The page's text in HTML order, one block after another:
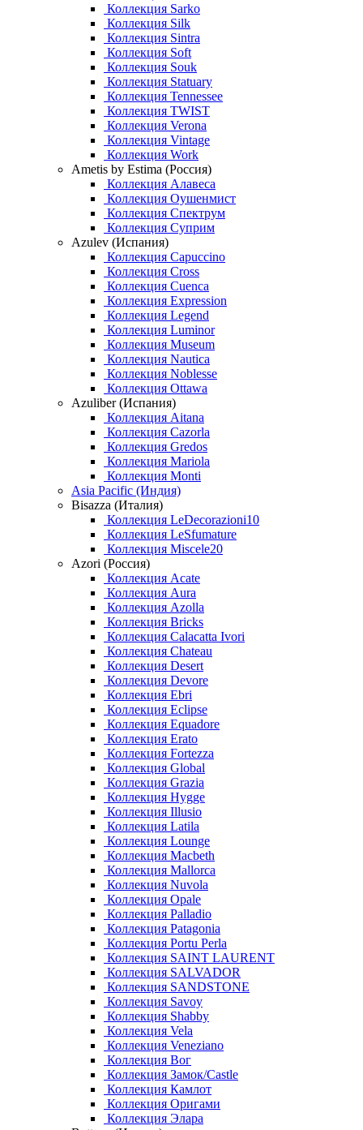
Коллекция Sarko
Коллекция Silk
Коллекция Sintra
Коллекция Soft
Коллекция Souk
Коллекция Statuary
Коллекция Tennessee
Коллекция TWIST
Коллекция Verona
Коллекция Vintage
Коллекция Work
Ametis by Estima (Россия)
Коллекция Алавеса
Коллекция Оушенмист
Коллекция Спектрум
Коллекция Суприм
Azulev (Испания)
Коллекция Capuccino
Коллекция Cross
Коллекция Cuenca
Коллекция Expression
Коллекция Legend
Коллекция Luminor
Коллекция Museum
Коллекция Nautica
Коллекция Noblesse
Коллекция Ottawa
Azuliber (Испания)
Коллекция Aitana
Коллекция Cazorla
Коллекция Gredos
Коллекция Mariola
Коллекция Monti
Asia Pacific (Индия)
Bisazza (Италия)
Коллекция LeDecorazioni10
Коллекция LeSfumature
Коллекция Miscele20
Azori (Россия)
Коллекция Acate
Коллекция Aura
Коллекция Azolla
Коллекция Bricks
Коллекция Calacatta Ivori
Коллекция Chateau
Коллекция Desert
Коллекция Devore
Коллекция Ebri
Коллекция Eclipse
Коллекция Equadore
Коллекция Erato
Коллекция Fortezza
Коллекция Global
Коллекция Grazia
Коллекция Hygge
Коллекция Illusio
Коллекция Latila
Коллекция Lounge
Коллекция Macbeth
Коллекция Mallorca
Коллекция Nuvola
Коллекция Opale
Коллекция Palladio
Коллекция Patagonia
Коллекция Portu Perla
Коллекция SAINT LAURENT
Коллекция SALVADOR
Коллекция SANDSTONE
Коллекция Savoy
Коллекция Shabby
Коллекция Vela
Коллекция Veneziano
Коллекция Вог
Коллекция Замок/Castle
Коллекция Камлот
Коллекция Оригами
Коллекция Элара